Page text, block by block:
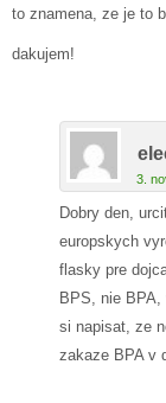
to znamena, ze je to
dakujem!
3.
Dobry den,
europskych
flasky pre
BPS, nie
si napisat, ze
zakaze BPA v